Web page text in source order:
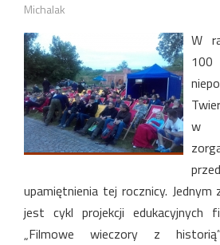
Michalak
W
100
w
upamiętnienia tej rocznicy. Jednym
jest cykl projekcji edukacyjnych
„Filmowe wieczory z